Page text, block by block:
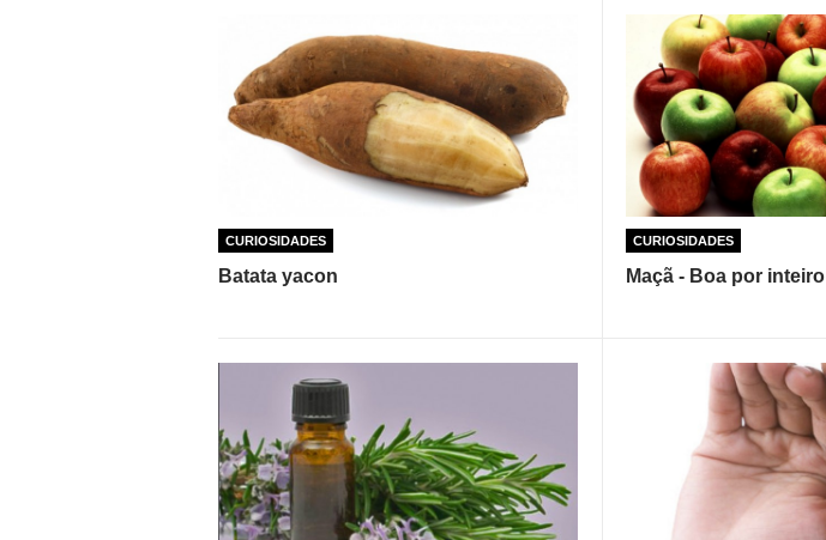
CURIOSIDADES
Batata yacon
CURIOSIDADES
Maçã - Boa por inteiro